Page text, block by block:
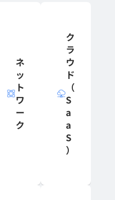
ネ
ッ
ト
ワ
ー
ク
ク
ラ
ウ
ド
（
S
a
a
S
）